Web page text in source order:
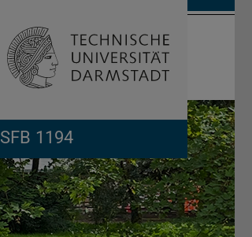
SFB 1194
Suche öffnen